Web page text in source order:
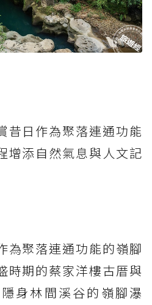
昔日作為聚落連通功能
增添自然氣息與人文記
為聚落連通功能的嶺腳
時期的蔡家洋樓古厝與
身林間溪谷的嶺腳瀑